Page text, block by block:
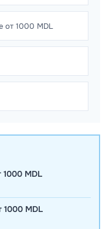
от 1000 MDL
1000 MDL
1000 MDL